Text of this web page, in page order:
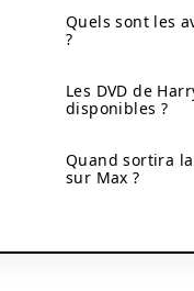
Quels sont les
?
Les DVD de
disponibles ?
Quand sortira
sur Max ?